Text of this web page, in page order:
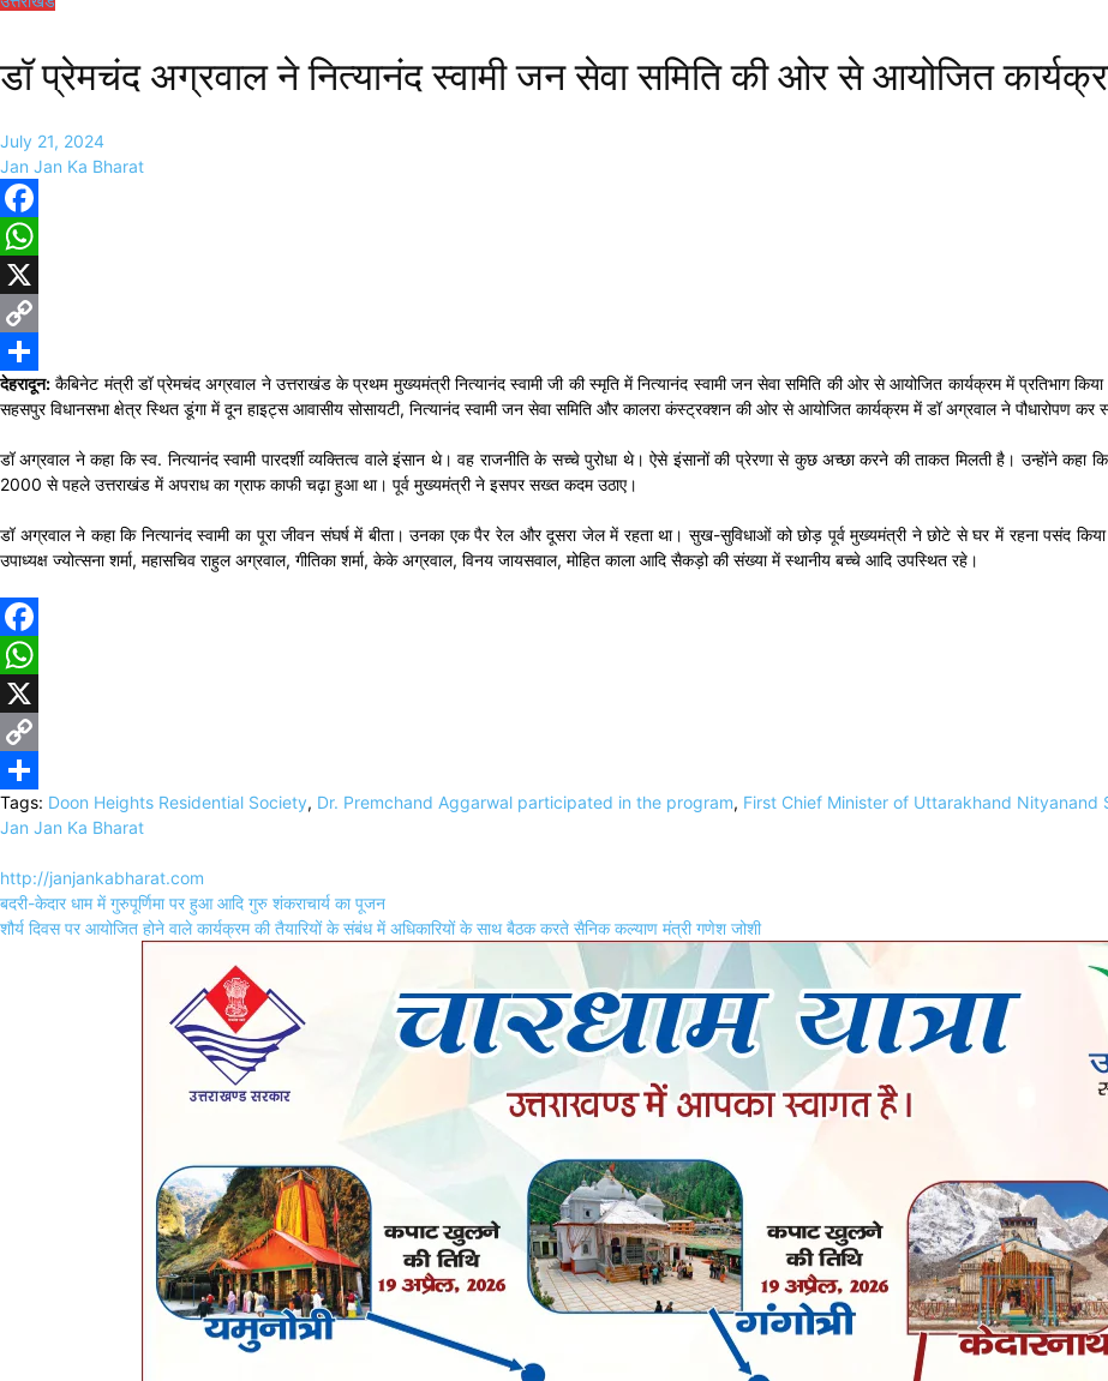
डॉ प्रेमचंद अग्रवाल ने नित्यानंद स्वामी जन सेवा समिति की ओर से आयोजित
July 21, 2024
Jan Jan Ka Bharat
Facebook
WhatsApp
X
Copy
Link
Share
देहरादून: कैबिनेट मंत्री डॉ प्रेमचंद अग्रवाल ने उत्तराखंड के प्रथम मुख्यमंत्री नित्यानंद स्वामी जी की स्मृति में नित्यानंद स्वामी जन सेवा समिति की ओर से आयोजित कार्यक्रम में प्रतिभाग किया।
सहसपुर विधानसभा क्षेत्र स्थित डूंगा में दून हाइट्स आवासीय सोसायटी, नित्यानंद स्वामी जन सेवा समिति और कालरा कंस्ट्रक्शन की ओर से आयोजित कार्यक्रम में डॉ अग्रवाल ने पौधारोपण कर
डॉ अग्रवाल ने कहा कि स्व. नित्यानंद स्वामी पारदर्शी व्यक्तित्व वाले इंसान थे। वह राजनीति के सच्चे पुरोधा थे। ऐसे इंसानों की प्रेरणा से कुछ अच्छा करने की ताकत मिलती है। उन्होंने कहा
2000 से पहले उत्तराखंड में अपराध का ग्राफ काफी चढ़ा हुआ था। पूर्व मुख्यमंत्री ने इसपर सख्त कदम उठाए।
डॉ अग्रवाल ने कहा कि नित्यानंद स्वामी का पूरा जीवन संघर्ष में बीता। उनका एक पैर रेल और दूसरा जेल में रहता था। सुख-सुविधाओं को छोड़ पूर्व मुख्यमंत्री ने छोटे से घर में रहना पसंद
उपाध्यक्ष ज्योत्सना शर्मा, महासचिव राहुल अग्रवाल, गीतिका शर्मा, केके अग्रवाल, विनय जायसवाल, मोहित काला आदि सैकड़ो की संख्या में स्थानीय बच्चे आदि उपस्थित रहे।
Facebook
WhatsApp
X
Copy
Link
Share
Tags: Doon Heights Residential Society, Dr. Premchand Aggarwal participated in the program, First Chief Minister of Uttarakhand Nityanand
Jan Jan Ka Bharat
http://janjankabharat.com
Post
navigation
बदरी-केदार धाम में गुरुपूर्णिमा पर हुआ आदि गुरु शंकराचार्य का पूजन
शौर्य दिवस पर आयोजित होने वाले कार्यक्रम की तैयारियों के संबंध में अधिकारियों के साथ बैठक करते सैनिक कल्याण मंत्री गणेश जोशी